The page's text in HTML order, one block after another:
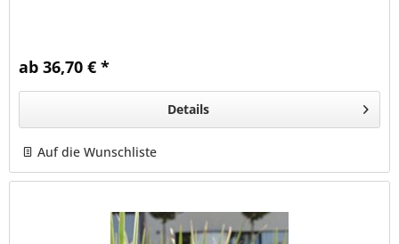
ab 36,70 € *
Details
Auf die Wunschliste